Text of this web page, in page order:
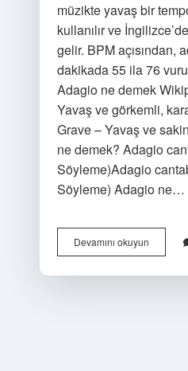
müzikte yavaş bir
kullanılır ve
gelir. BPM açısından,
dakikada 55 ila 76
Adagio ne demek
Yavaş ve görkemli,
Grave – Yavaş ve
ne demek? Adagio
Söyleme)Adagio
Söyleme) Adagio ne…
Devamını okuyunAdagio
Anlamı